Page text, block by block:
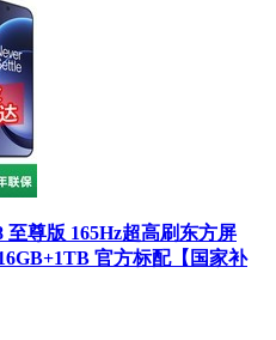
尊版 165Hz超高刷东方屏
官方标配【国家补